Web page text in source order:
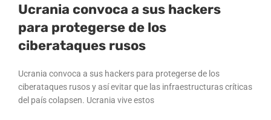
Ucrania convoca a sus hackers
para protegerse de los
ciberataques rusos
Ucrania convoca a sus hackers para protegerse de los
ciberataques rusos y así evitar que las infraestructuras críticas
del país colapsen. Ucrania vive estos